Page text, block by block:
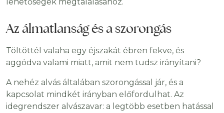
lehetőségek megtalálásához.
Az álmatlanság és a szorongás
Töltöttél valaha egy éjszakát ébren fekve, és
aggódva valami miatt, amit nem tudsz irányítani?
A nehéz alvás általában szorongással jár, és a
kapcsolat mindkét irányban előfordulhat. Az
idegrendszer alvászavar: a legtöbb esetben hatással